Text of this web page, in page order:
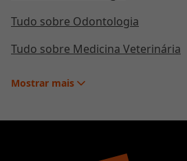
quilombolas, não possui seus
exemplo da demarcação
oferece o suporte e o auxílio
Tudo sobre Odontologia
Tudo sobre Medicina Veterinária
Mostrar mais